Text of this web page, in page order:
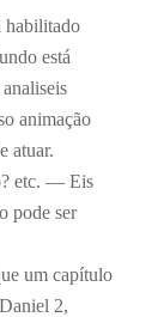
habilitado
está
animação
atuar.
etc. — Eis
pode ser
um capítulo
2,